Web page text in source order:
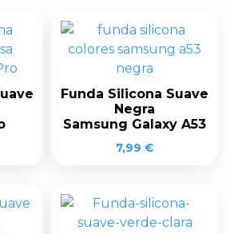
Funda Silicona Suave
Negra
Samsung Galaxy A53
7,99 €